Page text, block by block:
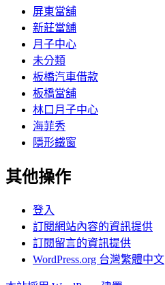
屏東當舖
新莊當舖
月子中心
未分類
板橋汽車借款
板橋當舖
林口月子中心
海菲秀
隱形鐵窗
其他操作
登入
訂閱網站內容的資訊提供
訂閱留言的資訊提供
WordPress.org 台灣繁體中文